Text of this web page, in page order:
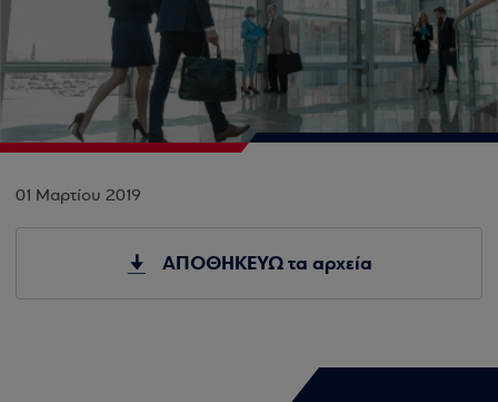
01 Μαρτίου 2019
ΑΠΟΘΗΚΕΥΩ τα αρχεία